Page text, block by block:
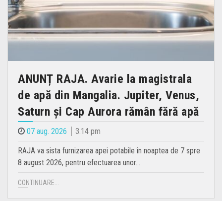
ANUNȚ RAJA. Avarie la magistrala
de apă din Mangalia. Jupiter, Venus,
Saturn și Cap Aurora rămân fără apă
07 aug. 2026 3.14 pm
RAJA va sista furnizarea apei potabile în noaptea de 7 spre
8 august 2026, pentru efectuarea unor…
CONTINUARE...